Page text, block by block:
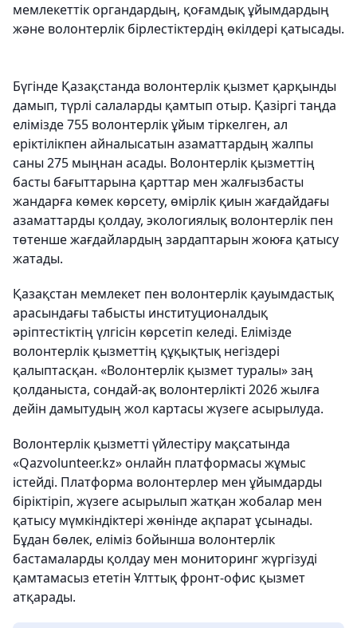
мемлекеттік органдардың, қоғамдық ұйымдардың
және волонтерлік бірлестіктердің өкілдері қатысады.
Бүгінде Қазақстанда волонтерлік қызмет қарқынды
дамып, түрлі салаларды қамтып отыр. Қазіргі таңда
елімізде 755 волонтерлік ұйым тіркелген, ал
еріктілікпен айналысатын азаматтардың жалпы
саны 275 мыңнан асады. Волонтерлік қызметтің
басты бағыттарына қарттар мен жалғызбасты
жандарға көмек көрсету, өмірлік қиын жағдайдағы
азаматтарды қолдау, экологиялық волонтерлік пен
төтенше жағдайлардың зардаптарын жоюға қатысу
жатады.
Қазақстан мемлекет пен волонтерлік қауымдастық
арасындағы табысты институционалдық
әріптестіктің үлгісін көрсетіп келеді. Елімізде
волонтерлік қызметтің құқықтық негіздері
қалыптасқан. «Волонтерлік қызмет туралы» заң
қолданыста, сондай-ақ волонтерлікті 2026 жылға
дейін дамытудың жол картасы жүзеге асырылуда.
Волонтерлік қызметті үйлестіру мақсатында
«Qazvolunteer.kz» онлайн платформасы жұмыс
істейді. Платформа волонтерлер мен ұйымдарды
біріктіріп, жүзеге асырылып жатқан жобалар мен
қатысу мүмкіндіктері жөнінде ақпарат ұсынады.
Бұдан бөлек, еліміз бойынша волонтерлік
бастамаларды қолдау мен мониторинг жүргізуді
қамтамасыз ететін Ұлттық фронт-офис қызмет
атқарады.